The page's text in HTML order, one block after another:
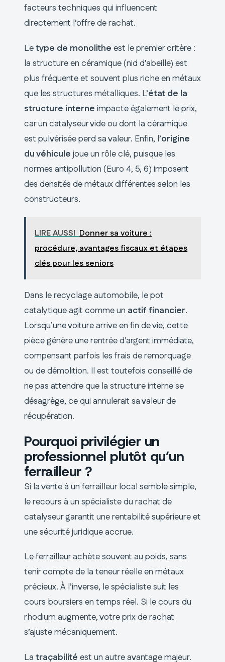
facteurs techniques qui influencent
directement l’offre de rachat.
Letype de monolithe est le premier critère :
la structure en céramique (nid d’abeille) est
plus fréquente et souvent plus riche en métaux
que les structures métalliques. L’état de la
structure interne impacte également le prix,
car un catalyseur vide ou dont la céramique
est pulvérisée perd sa valeur. Enfin, l’origine
du véhicule joue un rôle clé, puisque les
normes antipollution (Euro 4, 5, 6) imposent
des densités de métaux différentes selon les
constructeurs.
LIRE AUSSI Donner sa voiture :
procédure, avantages fiscaux et étapes
clés pour les seniors
Dans le recyclage automobile, le pot
catalytique agit comme un actif financier.
Lorsqu’une voiture arrive en fin de vie, cette
pièce génère une rentrée d’argent immédiate,
compensant parfois les frais de remorquage
ou de démolition. Il est toutefois conseillé de
ne pas attendre que la structure interne se
désagrège, ce qui annulerait sa valeur de
récupération.
Pourquoi privilégier un
professionnel plutôt qu’un
ferrailleur ?
Si la vente à un ferrailleur local semble simple,
le recours à un spécialiste du rachat de
catalyseur garantit une rentabilité supérieure et
une sécurité juridique accrue.
Le ferrailleur achète souvent au poids, sans
tenir compte de la teneur réelle en métaux
précieux. À l’inverse, le spécialiste suit les
cours boursiers en temps réel. Si le cours du
rhodium augmente, votre prix de rachat
s’ajuste mécaniquement.
La traçabilité est un autre avantage majeur.